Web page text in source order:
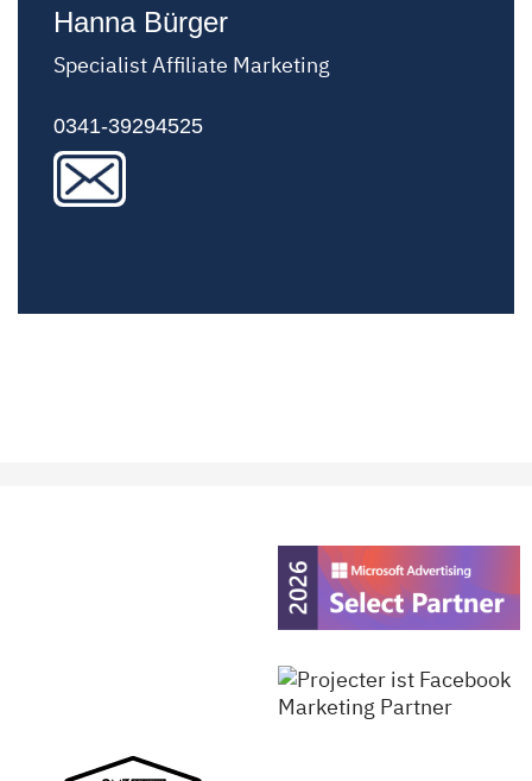
Hanna Bürger
Specialist Affiliate Marketing
0341-39294525